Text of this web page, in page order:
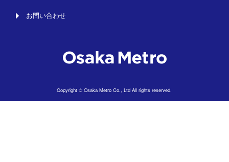
お問い合わせ
Copyright © Osaka Metro Co., Ltd All rights reserved.